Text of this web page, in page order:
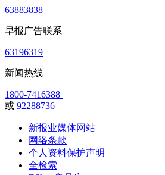
63883838
早报广告联系
63196319
新闻热线
1800-7416388
或 92288736
新报业媒体网站
网络条款
个人资料保护声明
全检索